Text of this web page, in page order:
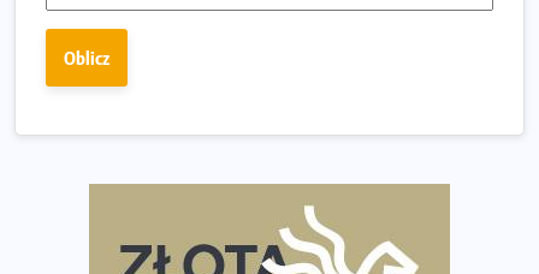
Ostatnie wolne miejsca na jubileuszowy Bieg
dniu.
wybiera wyzwanie trzech największych maratonów w
Praska 5k Run gospodarzem Mistrzostw Polski
Największy Bieg Powstania Warszawskiego w historii.
Oblicz